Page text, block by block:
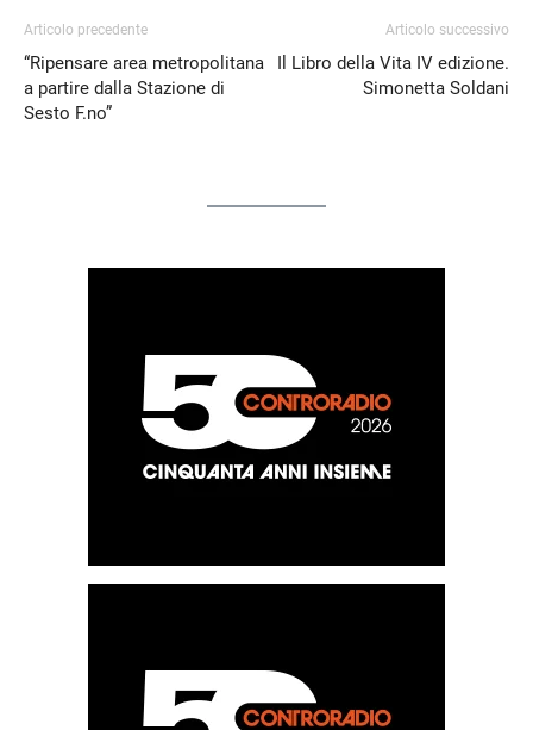
Articolo precedente
“Ripensare area metropolitana
a partire dalla Stazione di
Sesto F.no”
Articolo successivo
Il Libro della Vita IV edizione.
Simonetta Soldani